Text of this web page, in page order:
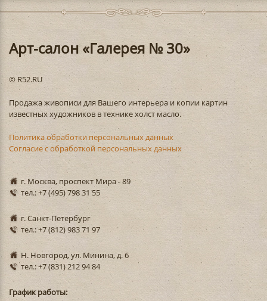
Арт-салон «Галерея № 30»
© R52.RU
Продажа живописи для Вашего интерьера и копии картин
известных художников в технике холст масло.
Политика обработки персональных данных
Согласие с обработкой персональных данных
г. Москва, проспект Мира - 89
тел.: +7 (495) 798 31 55
г. Санкт-Петербург
тел.: +7 (812) 983 71 97
Н. Новгород, ул. Минина, д. 6
тел.: +7 (831) 212 94 84
График работы: